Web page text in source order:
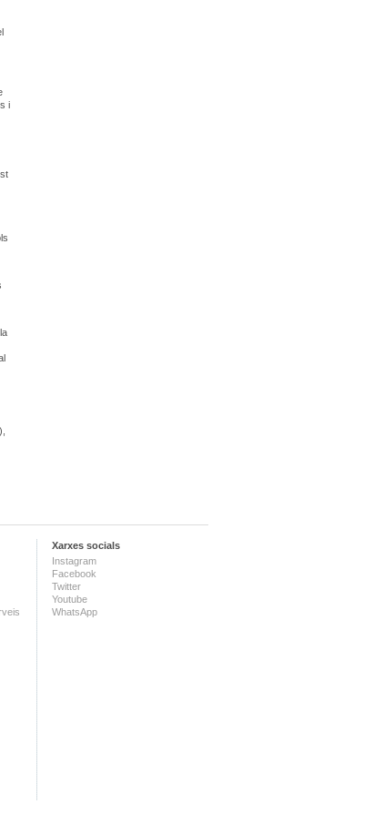
i
Xarxes socials
Instagram
Facebook
Twitter
Youtube
WhatsApp